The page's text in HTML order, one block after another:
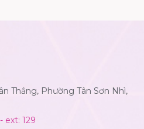
Thắng, Phường Tân Sơn Nhì,
ext: 129